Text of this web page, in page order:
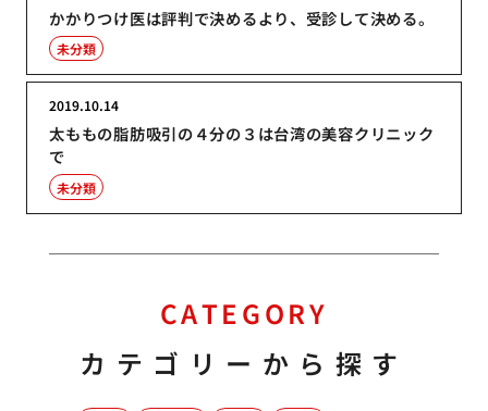
かかりつけ医は評判で決めるより、受診して決める。
未分類
太ももの脂肪吸引の４分の３は台湾の美容クリニック
で
2019.10.14
未分類
CATEGORY
カテゴリーから探す